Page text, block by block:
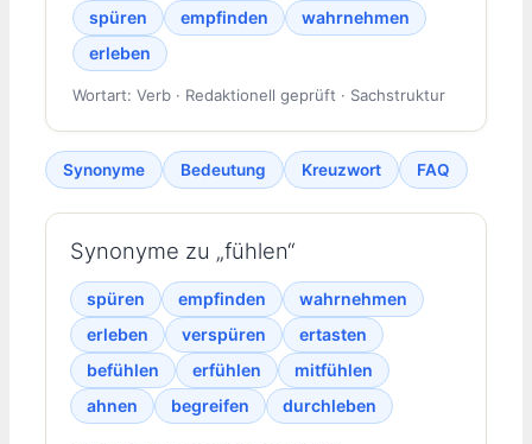
spüren empfinden
wahrnehmen
erleben
Wortart: Verb · Redaktionell geprüft · Sachstruktur
Synonyme Bedeutung Kreuzwort FAQ
Synonyme zu „fühlen“
spüren empfinden
wahrnehmen
erleben
verspüren
ertasten
befühlen
erfühlen
mitfühlen
ahnen
begreifen durchleben